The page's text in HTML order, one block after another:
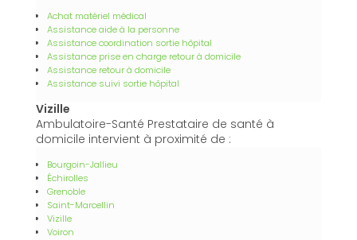
Achat matériel médical
Assistance aide à la personne
Assistance coordination sortie hôpital
Assistance prise en charge retour à domicile
Assistance retour à domicile
Assistance suivi sortie hôpital
Vizille
Ambulatoire-Santé Prestataire de santé à
domicile intervient à proximité de :
Bourgoin-Jallieu
Échirolles
Grenoble
Saint-Marcellin
Vizille
Voiron